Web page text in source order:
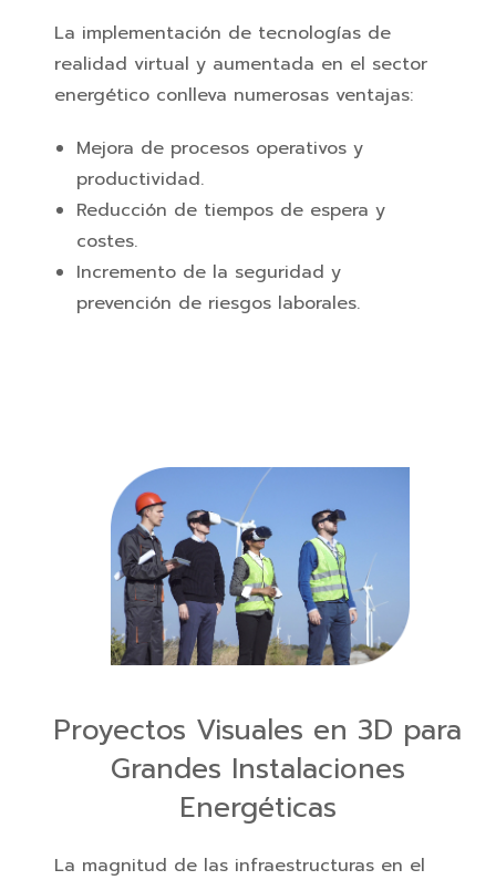
La implementación de tecnologías de
realidad virtual y aumentada en el sector
energético conlleva numerosas ventajas:
Mejora de procesos operativos y
productividad.
Reducción de tiempos de espera y
costes.
Incremento de la seguridad y
prevención de riesgos laborales.
Proyectos Visuales en 3D para
Grandes Instalaciones
Energéticas
La magnitud de las infraestructuras en el